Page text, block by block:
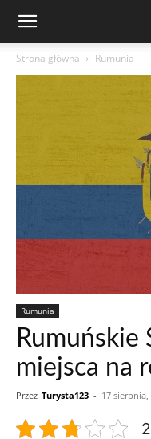
Strona główna Rumunia
Rumunia
Rumuńskie
miejsca na
Przez Turysta123 - 17 sierpnia,